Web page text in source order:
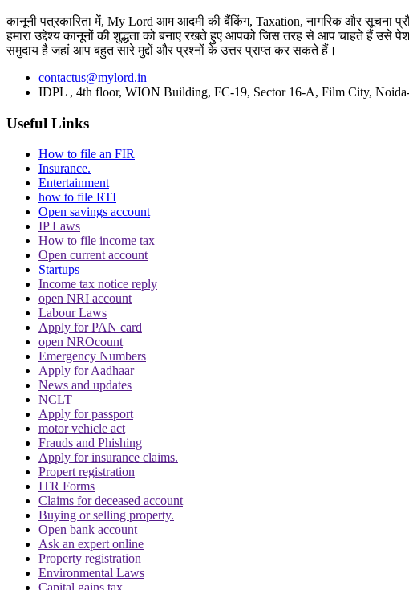
कानूनी पत्रकारिता में, My Lord आम आदमी की बैंकिंग, Taxation, नागरिक और सूचना
हमारा उद्देश्य कानूनों की शुद्धता को बनाए रखते हुए आपको जिस तरह से आप चाहते हैं
समुदाय है जहां आप बहुत सारे मुद्दों और प्रश्नों के उत्तर प्राप्त कर सकते हैं।
contactus@mylord.in
IDPL , 4th floor, WION Building, FC-19, Sector 16-A, Film City,
Useful Links
How to file an FIR
Insurance.
Entertainment
how to file RTI
Open savings account
IP Laws
How to file income tax
Open current account
Startups
Income tax notice reply
open NRI account
Labour Laws
Apply for PAN card
open NROcount
Emergency Numbers
Apply for Aadhaar
News and updates
NCLT
Apply for passport
motor vehicle act
Frauds and Phishing
Apply for insurance claims.
Propert registration
ITR Forms
Claims for deceased account
Buying or selling property.
Open bank account
Ask an expert online
Property registration
Environmental Laws